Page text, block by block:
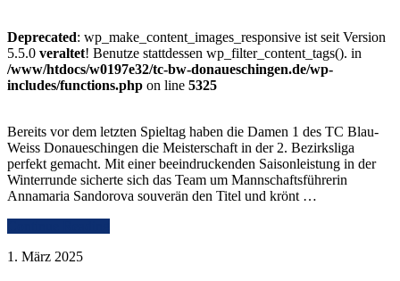
Deprecated: wp_make_content_images_responsive ist seit Version
5.5.0 veraltet! Benutze stattdessen wp_filter_content_tags(). in
/www/htdocs/w0197e32/tc-bw-donaueschingen.de/wp-
includes/functions.php on line 5325
Bereits vor dem letzten Spieltag haben die Damen 1 des TC Blau-
Weiss Donaueschingen die Meisterschaft in der 2. Bezirksliga
perfekt gemacht. Mit einer beeindruckenden Saisonleistung in der
Winterrunde sicherte sich das Team um Mannschaftsführerin
Annamaria Sandorova souverän den Titel und krönt …
1. März 2025